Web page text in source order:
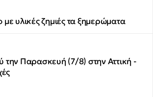
υλικές ζημιές τα ξημερώματα
την Παρασκευή (7/8) στην Αττική -